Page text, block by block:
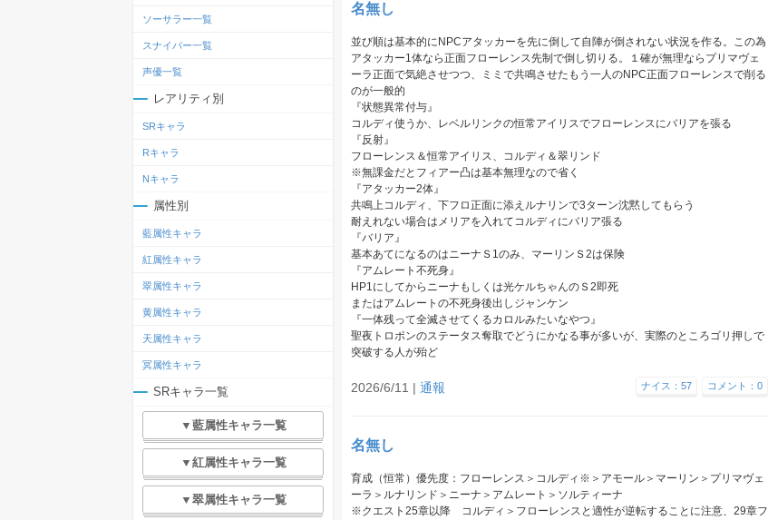
名無し
並び順は基本的にNPCアタッカーを先に倒して自陣が倒されない状況を作る。この為
アタッカー1体なら正面フローレンス先制で倒し切りる。１確が無理ならプリマヴェ
ーラ正面で気絶させつつ、ミミで共鳴させたもう一人のNPC正面フローレンスで削る
のが一般的
『状態異常付与』
コルディ使うか、レベルリンクの恒常アイリスでフローレンスにバリアを張る
『反射』
フローレンス＆恒常アイリス、コルディ＆翠リンド
※無課金だとフィアー凸は基本無理なので省く
『アタッカー2体』
共鳴上コルディ、下フロ正面に添えルナリンで3ターン沈黙してもらう
耐えれない場合はメリアを入れてコルディにバリア張る
『バリア』
基本あてになるのはニーナＳ1のみ、マーリンＳ2は保険
『アムレート不死身』
HP1にしてからニーナもしくは光ケルちゃんのＳ2即死
またはアムレートの不死身後出しジャンケン
『一体残って全滅させてくるカロルみたいなやつ』
聖夜トロポンのステータス奪取でどうにかなる事が多いが、実際のところゴリ押しで
突破する人が殆ど
2026/6/11 | 通報 コメント：0
ナイス：57
名無し
育成（恒常）優先度：フローレンス＞コルディ※＞アモール＞マーリン＞プリマヴェ
ーラ＞ルナリンド＞ニーナ＞アムレート＞ソルティーナ
※クエスト25章以降 コルディ＞フローレンスと適性が逆転することに注意、29章フ
ソーサラー一覧
スナイパー一覧
声優一覧
レアリティ別
SRキャラ
Rキャラ
Nキャラ
属性別
藍属性キャラ
紅属性キャラ
翠属性キャラ
黄属性キャラ
天属性キャラ
冥属性キャラ
SRキャラ一覧
▼藍属性キャラ一覧
▼紅属性キャラ一覧
▼翠属性キャラ一覧